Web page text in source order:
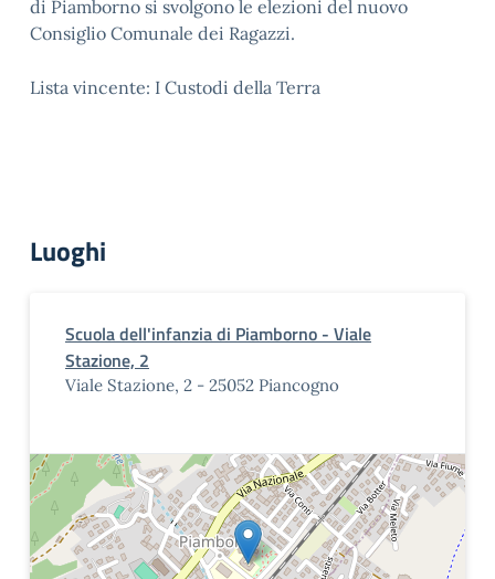
di Piamborno si svolgono le elezioni del nuovo
Consiglio Comunale dei Ragazzi.
Lista vincente: I Custodi della Terra
Luoghi
Scuola dell'infanzia di Piamborno - Viale
Stazione, 2
Viale Stazione, 2 - 25052 Piancogno